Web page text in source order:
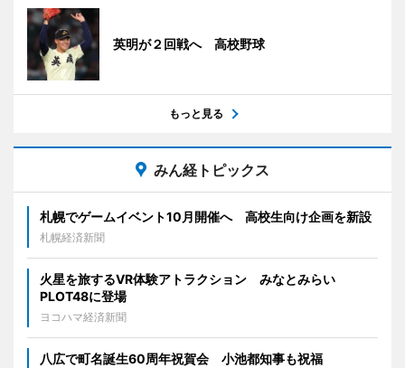
英明が２回戦へ 高校野球
もっと見る
みん経トピックス
札幌でゲームイベント10月開催へ 高校生向け企画を新設
札幌経済新聞
火星を旅するVR体験アトラクション みなとみらい
PLOT48に登場
ヨコハマ経済新聞
八広で町名誕生60周年祝賀会 小池都知事も祝福